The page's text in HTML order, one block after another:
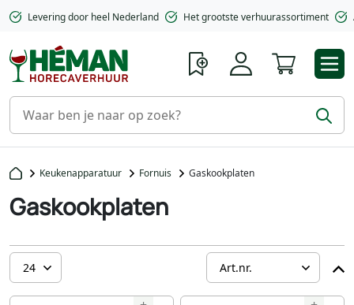
Levering door heel Nederland Het grootste verhuurassortiment
Keukenapparatuur Fornuis Gaskookplaten
Gaskookplaten